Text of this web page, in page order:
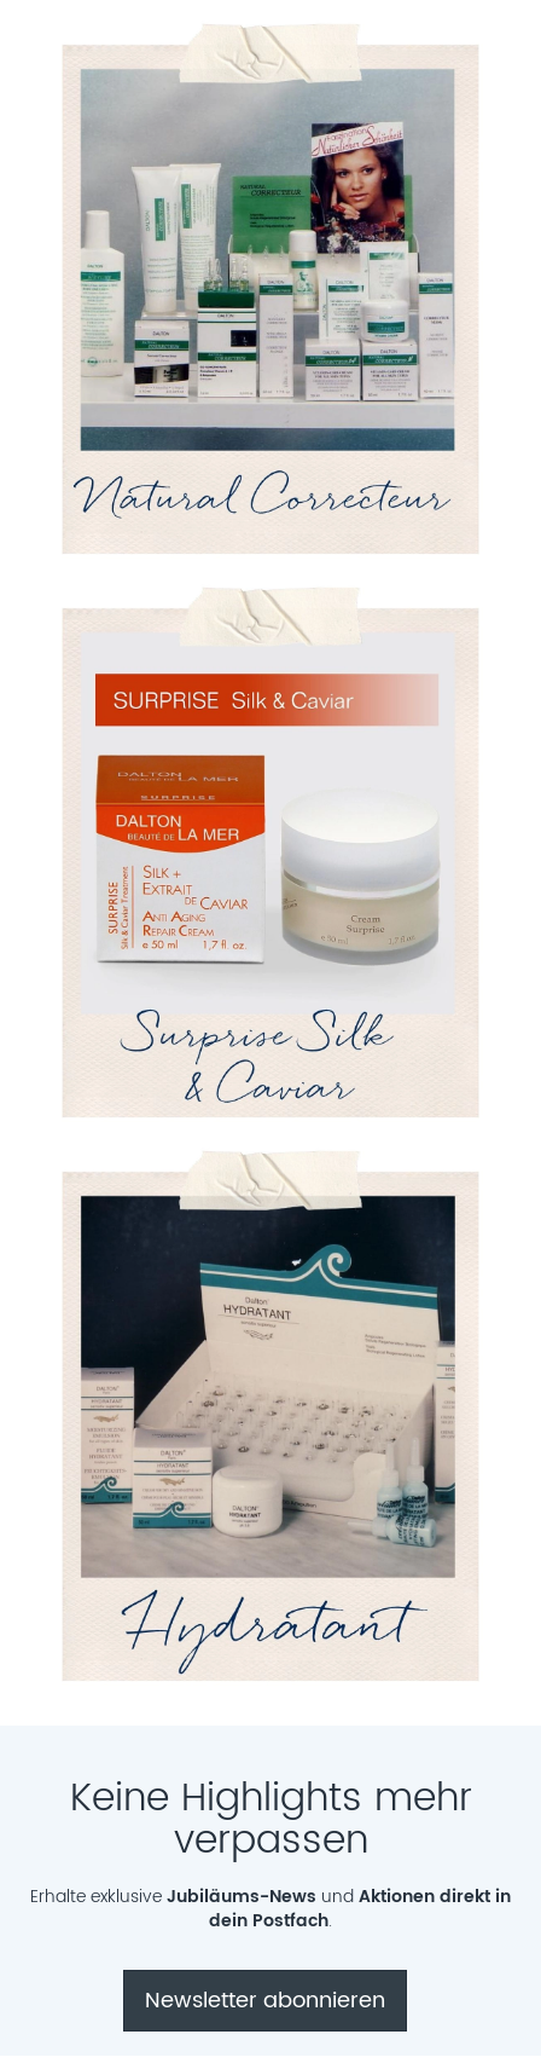
Keine Highlights mehr
verpassen
Erhalte exklusiveJubiläums-News undAktionen direkt in
dein Postfach.
Newsletter abonnieren